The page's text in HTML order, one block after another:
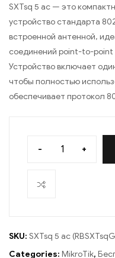
SXTsq 5 ac — это
устройство стандарта
встроенной антенной,
соединений point-to-point
Устройство включает
чтобы полностью
обеспечивает протокол
- +
SKU: SXTsq 5 ac
Categories: MikroTik,